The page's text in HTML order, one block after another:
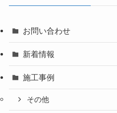
お問い合わせ
新着情報
施工事例
その他